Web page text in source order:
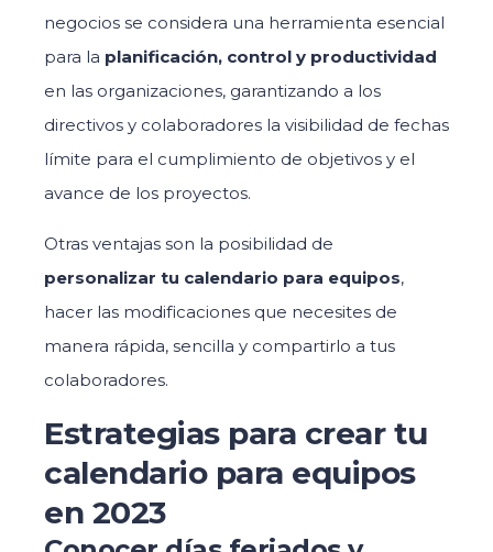
negocios se considera una herramienta esencial
para la planificación, control y productividad
en las organizaciones, garantizando a los
directivos y colaboradores la visibilidad de fechas
límite para el cumplimiento de objetivos y el
avance de los proyectos.
Otras ventajas son la posibilidad de
personalizar tu calendario para equipos,
hacer las modificaciones que necesites de
manera rápida, sencilla y compartirlo a tus
colaboradores.
Estrategias para crear tu
calendario para equipos
en 2023